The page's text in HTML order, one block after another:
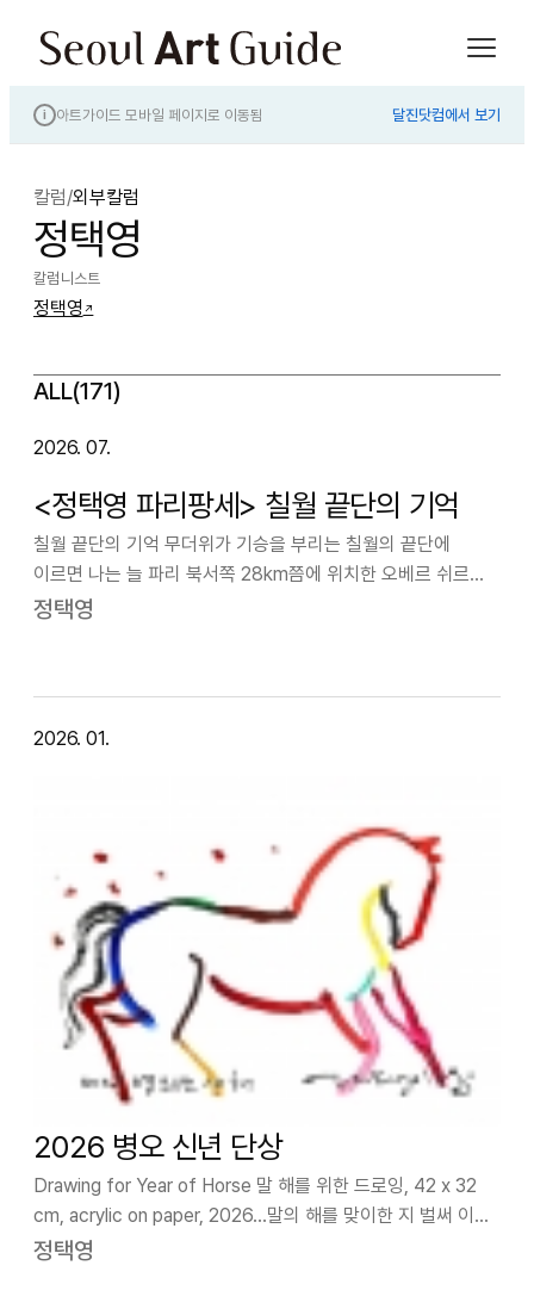
i 아트가이드 모바일 페이지로 이동됨 달진닷컴에서 보기
칼럼/외부칼럼
정택영
칼럼니스트
정택영 ↗
ALL(171)
2026. 07.
<정택영 파리팡세> 칠월 끝단의 기억
칠월 끝단의 기억 무더위가 기승을 부리는 칠월의 끝단에
이르면 나는 늘 파리 북서쪽 28km쯤에 위치한 오베르 쉬르
우아즈 Auvers-sur-Oise에 묻혀 한줌의 흙으로 돌아간 고흐를
정택영
2026. 01.
2026 병오 신년 단상
Drawing for Year of Horse 말 해를 위한 드로잉, 42 x 32
cm, acrylic on paper, 2026...말의 해를 맞이한 지 벌써 이틀
째를 맞는다. 새해를 맞아 계획을 세우고 이 해를 어떻게 알차게
정택영